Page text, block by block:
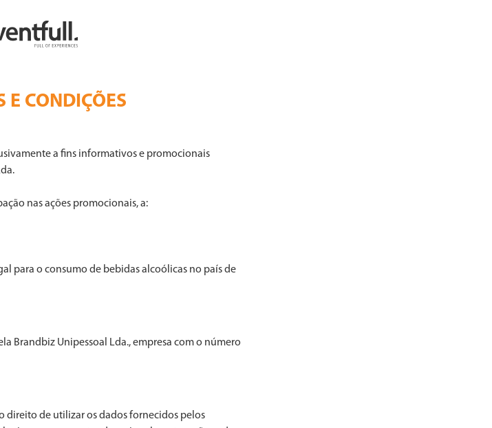
E CONDIÇÕES
a fins informativos e promocionais
nas ações promocionais, a:
para o consumo de bebidas alcoólicas no país de
Brandbiz Unipessoal Lda., empresa com o número
direito de utilizar os dados fornecidos pelos